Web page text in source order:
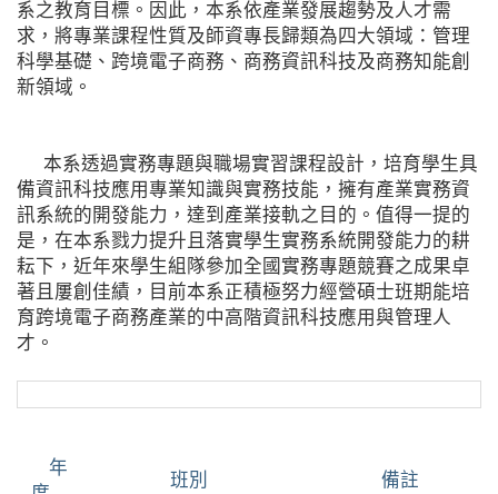
系之教育目標。因此，本系依產業發展趨勢及人才需
求，將專業課程性質及師資專長歸類為四大領域：管理
科學基礎、跨境電子商務、商務資訊科技及商務知能創
新領域。
本系透過實務專題與職場實習課程設計，培育學生具
備資訊科技應用專業知識與實務技能，擁有產業實務資
訊系統的開發能力，達到產業接軌之目的。值得一提的
是，在本系戮力提升且落實學生實務系統開發能力的耕
耘下，近年來學生組隊參加全國實務專題競賽之成果卓
著且屢創佳績，目前本系正積極努力經營碩士班期能培
育跨境電子商務產業的中高階資訊科技應用與管理人
才。
年
班別 備註